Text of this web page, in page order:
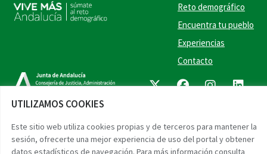
UTILIZAMOS COOKIES
Este sitio web utiliza cookies propias y de terceros para mantener la
sesión, ofrecerte una mejor experiencia de uso del portal y obtener
datos estadísticos de navegación. Para más información consulta
Reto demográfico
Encuentra tu pueblo
Experiencias
Contacto
Twitter
Facebook